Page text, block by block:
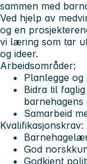
sammen med
Ved hjelp av
og en
vi læring som tar
og ideer.
Arbeidsområder:
Planlegge og
Bidra til
Samarbeid
Kvalifikasjonskrav:
God
Godkjent